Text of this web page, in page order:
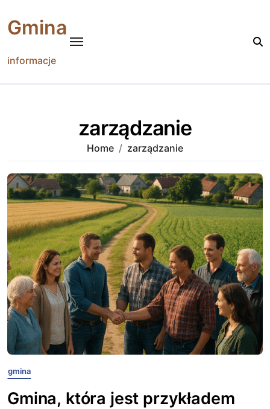
content
Gmina
informacje
zarządzanie
Home zarządzanie
gmina
Gmina, która jest przykładem